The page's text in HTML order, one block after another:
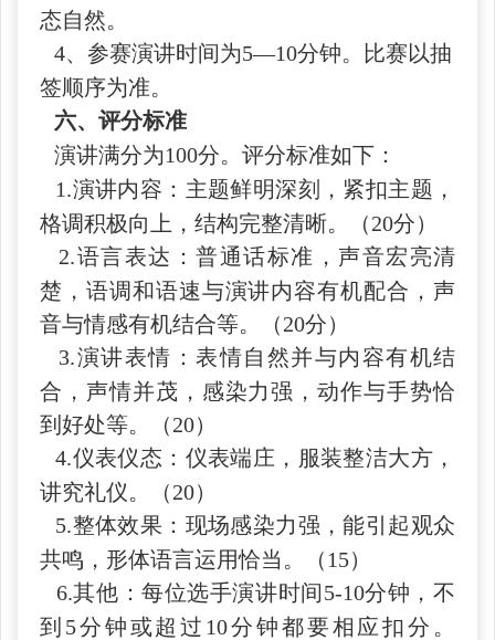
态自然。
4、参赛演讲时间为5—10分钟。比赛以抽
签顺序为准。
六、评分标准
演讲满分为100分。评分标准如下：
1.演讲内容：主题鲜明深刻，紧扣主题，
格调积极向上，结构完整清晰。（20分）
2.语言表达：普通话标准，声音宏亮清
楚，语调和语速与演讲内容有机配合，声
音与情感有机结合等。
（20分）
3.演讲表情：表情自然并与内容有机结
合，声情并茂，感染力强，动作与手势恰
到好处等。（20）
4.仪表仪态：仪表端庄，服装整洁大方，
讲究礼仪。（20）
5.整体效果：现场感染力强，能引起观众
共鸣，形体语言运用恰当。（15）
6.其他：每位选手演讲时间5-10分钟，不
到5分钟或超过10分钟都要相应扣分。